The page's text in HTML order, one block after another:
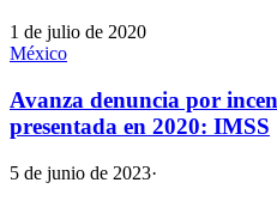
1 de julio de 2020
México
Avanza denuncia por
presentada en 2020: IMSS
5 de junio de 2023·